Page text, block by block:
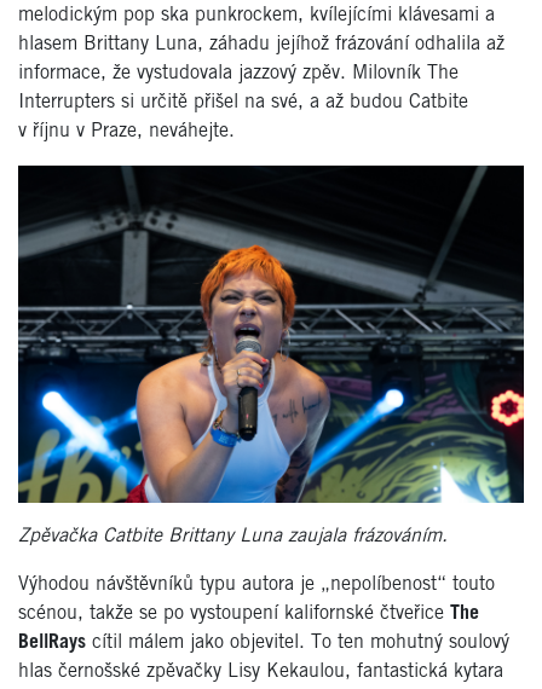
melodickým pop ska punkrockem, kvílejícími klávesami a
hlasem Brittany Luna, záhadu jejíhož frázování odhalila až
informace, že vystudovala jazzový zpěv. Milovník The
Interrupters si určitě přišel na své, a až budou Catbite
v říjnu v Praze, neváhejte.
Zpěvačka Catbite Brittany Luna zaujala frázováním.
Výhodou návštěvníků typu autora je „nepolíbenost“ touto
scénou, takže se po vystoupení kalifornské čtveřice
The
BellRays cítil málem jako objevitel. To ten mohutný soulový
hlas černošské zpěvačky Lisy Kekaulou, fantastická kytara